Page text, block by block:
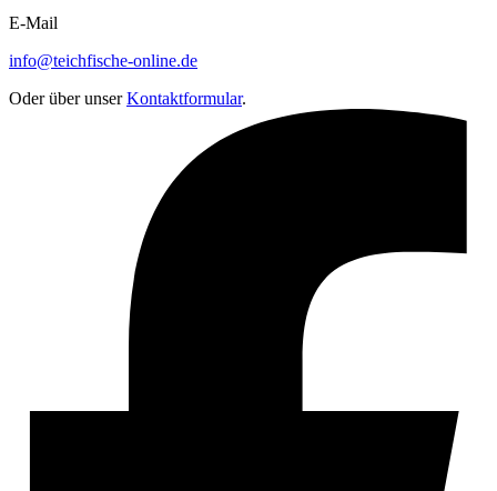
E-Mail
info@teichfische-online.de
Oder über unserKontaktformular.